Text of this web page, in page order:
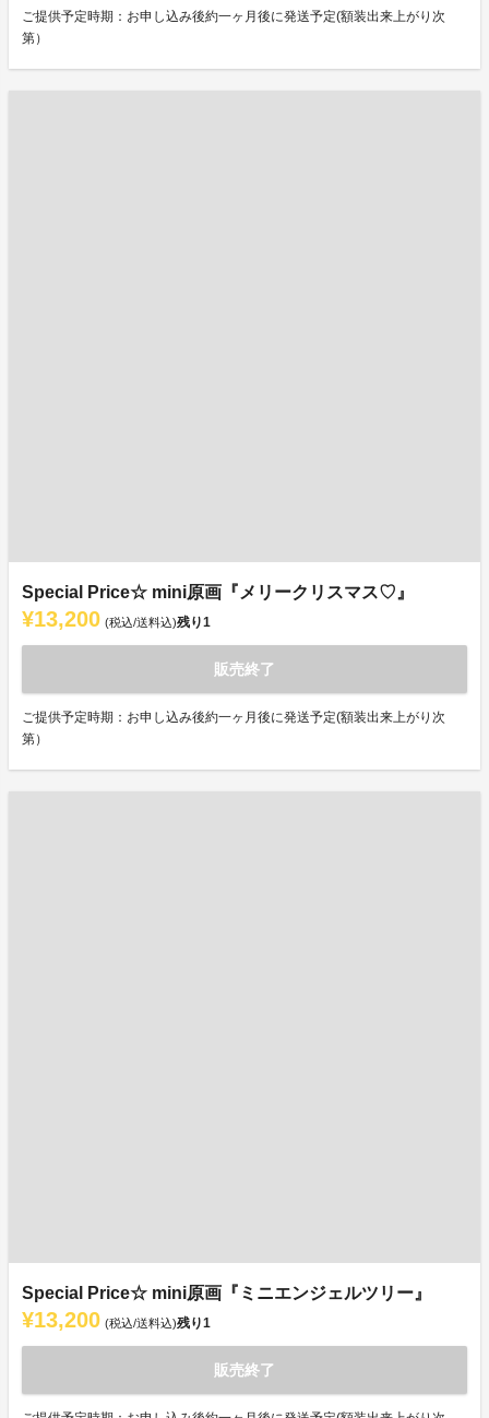
ご提供予定時期：お申し込み後約一ヶ月後に発送予定(額装出来上がり次
第）
Special Price☆ mini原画『メリークリスマス♡』
¥13,200 (税込/送料込)残り1
販売終了
ご提供予定時期：お申し込み後約一ヶ月後に発送予定(額装出来上がり次
第）
Special Price☆ mini原画『ミニエンジェルツリー』
¥13,200 (税込/送料込)残り1
販売終了